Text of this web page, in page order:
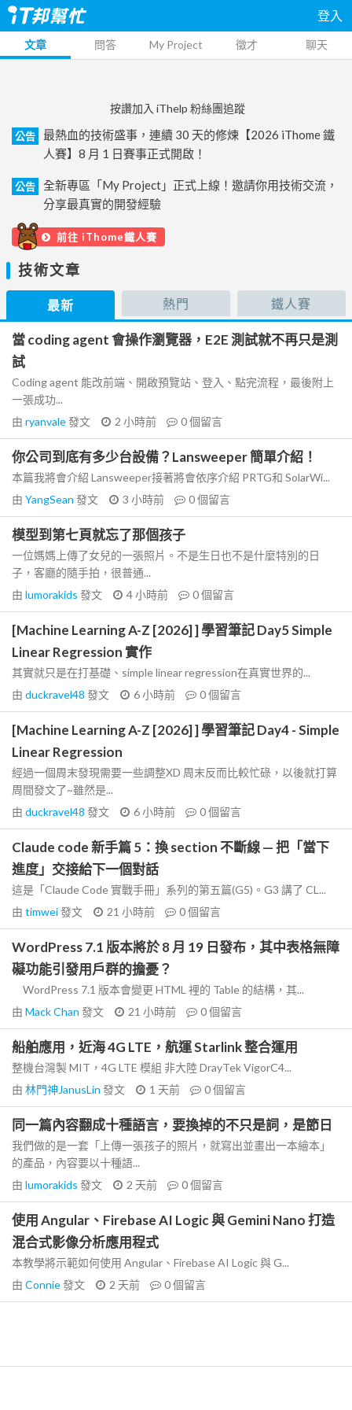
登入
文章 問答 My Project 徵才 聊天
按讚加入 iThelp 粉絲團追蹤
公告
最熱血的技術盛事，連續 30 天的修煉【2026 iThome 鐵
人賽】8 月 1 日賽事正式開啟！
公告
全新專區「My Project」正式上線！邀請你用技術交流，
分享最真實的開發經驗
前往 iThome鐵人賽
技術文章
最新 熱門 鐵人賽
當 coding agent 會操作瀏覽器，E2E 測試就不再只是測
試
Coding agent 能改前端、開啟預覽站、登入、點完流程，最後附上
一張成功...
由 ryanvale發文 2 小時前 0個留言
你公司到底有多少台設備？Lansweeper 簡單介紹！
本篇我將會介紹 Lansweeper接著將會依序介紹 PRTG和 SolarWi...
由 YangSean 發文 3 小時前 0個留言
模型到第七頁就忘了那個孩子
一位媽媽上傳了女兒的一張照片。不是生日也不是什麼特別的日
子，客廳的隨手拍，很普通...
由 lumorakids 發文 4 小時前 0個留言
[Machine Learning A-Z [2026] ] 學習筆記 Day5 Simple
Linear Regression 實作
其實就只是在打基礎、simple linear regression在真實世界的...
由 duckravel48 發文 6 小時前 0個留言
[Machine Learning A-Z [2026] ] 學習筆記 Day4 - Simple
Linear Regression
經過一個周末發現需要一些調整XD 周末反而比較忙碌，以後就打算
周間發文了~雖然是...
由 duckravel48 發文 6 小時前 0個留言
Claude code 新手篇 5：換 section 不斷線 — 把「當下
進度」交接給下一個對話
這是「Claude Code 實戰手冊」系列的第五篇(G5)。G3 講了 CL...
由 timwei發文 21 小時前 0個留言
WordPress 7.1 版本將於 8 月 19 日發布，其中表格無障
礙功能引發用戶群的擔憂？
WordPress 7.1 版本會變更 HTML 裡的 Table 的結構，其...
由 Mack Chan 發文 21 小時前 0個留言
船舶應用，近海 4G LTE，航運 Starlink 整合運用
整機台灣製 MIT，4G LTE 模組 非大陸 DrayTek VigorC4...
由 林門神JanusLin 發文 1 天前 0個留言
同一篇內容翻成十種語言，要換掉的不只是詞，是節日
我們做的是一套「上傳一張孩子的照片，就寫出並畫出一本繪本」
的產品，內容要以十種語...
由 lumorakids 發文 2 天前 0個留言
使用 Angular、Firebase AI Logic 與 Gemini Nano 打造
混合式影像分析應用程式
本教學將示範如何使用 Angular、Firebase AI Logic 與 G...
由 Connie發文 2 天前 0個留言